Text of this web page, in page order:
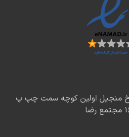
خ منجیل اولین کوچه سمت چپ پ